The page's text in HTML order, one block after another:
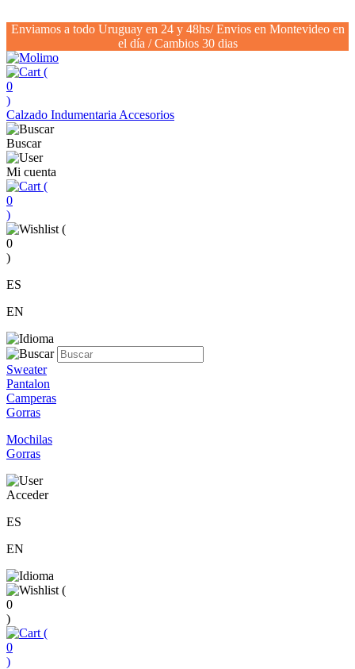
Enviamos a todo Uruguay en 24 y 48hs/ Envios en Montevideo en
el día / Cambios 30 dias
(
0
)
Calzado Indumentaria Accesorios
Buscar
Mi cuenta
(
0
)
(
0
)
ES
EN
Sweater
Pantalon
Camperas
Gorras
Mochilas
Gorras
Acceder
ES
EN
(
0
)
(
0
)